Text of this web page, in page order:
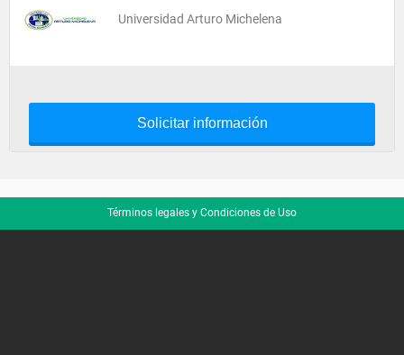
Universidad Arturo Michelena
Solicitar información
Términos legales y Condiciones de Uso